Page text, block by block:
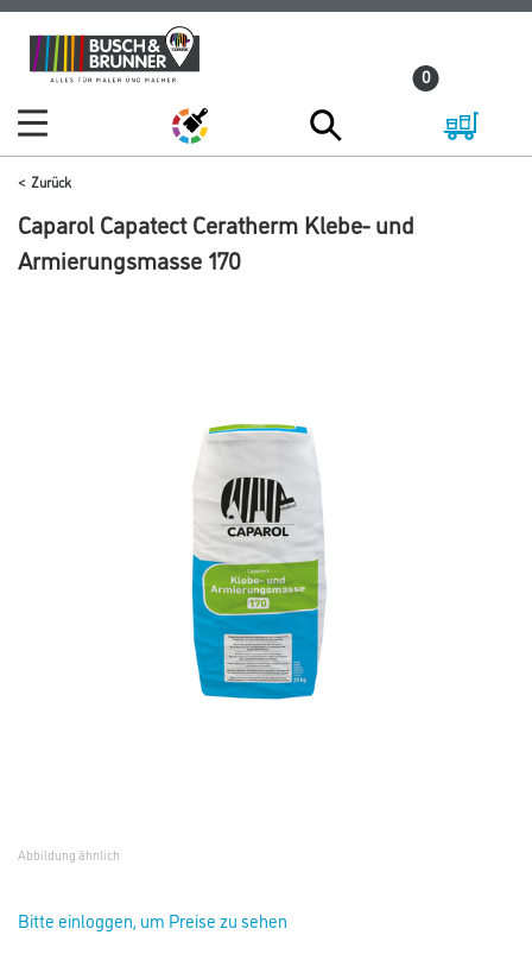
Zum
Inhalt
Zum
Navigationsmenü
0
Zurück
Caparol Capatect Ceratherm Klebe- und
Armierungsmasse 170
Abbildung ähnlich
Bitte einloggen, um Preise zu sehen